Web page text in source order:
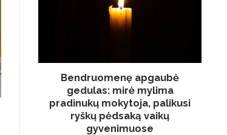
Bendruomenę apgaubė
gedulas: mirė mylima
pradinukų mokytoja, palikusi
ryškų pėdsaką vaikų
gyvenimuose